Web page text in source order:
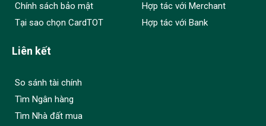
Chính sách bảo mật
Tại sao chọn CardTOT
Hợp tác với Merchant
Hợp tác với Bank
Liên kết
So sánh tài chính
Tìm Ngân hàng
Tìm Nhà đất mua